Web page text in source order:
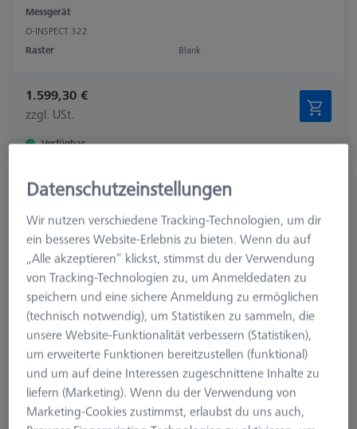
Messgerät
O-INSPECT 322
Raster
Blank
1.599,30 €
zzgl. USt.
Verfügbar
Rahmenpalette einstellbar OMEGA 543,
626109-9512-010
Rahmenpalette
Datenschutzeinstellungen
Wir nutzen verschiedene Tracking-Technologien, um dir
ein besseres Website-Erlebnis zu bieten. Wenn du auf
„Alle akzeptieren“ klickst, stimmst du der Verwendung
von Tracking-Technologien zu, um Anmeldedaten zu
speichern und eine sichere Anmeldung zu ermöglichen
(technisch notwendig), um Statistiken zu sammeln, die
unsere Website-Funktionalität verbessern (Statistiken),
um erweiterte Funktionen bereitzustellen (funktional)
und um auf deine Interessen zugeschnittene Inhalte zu
liefern (Marketing). Wenn du der Verwendung von
Marketing-Cookies zustimmst, erlaubst du uns auch,